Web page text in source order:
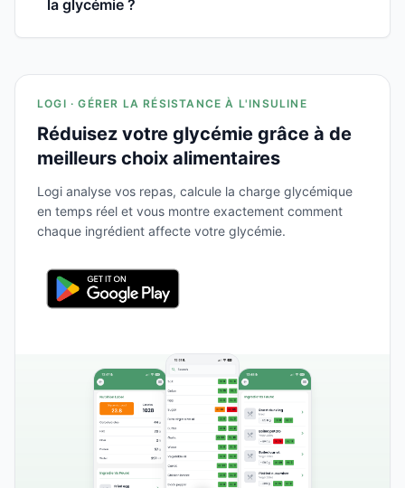
la glycémie ?
LOGI · GÉRER LA RÉSISTANCE À L'INSULINE
Réduisez votre glycémie grâce à de
meilleurs choix alimentaires
Logi analyse vos repas, calcule la charge glycémique
en temps réel et vous montre exactement comment
chaque ingrédient affecte votre glycémie.